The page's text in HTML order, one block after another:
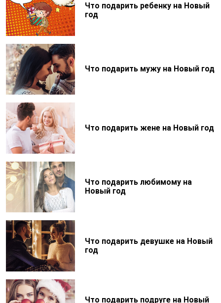
Что подарить ребенку на Новый
год
Что подарить мужу на Новый год
Что подарить жене на Новый год
Что подарить любимому на
Новый год
Что подарить девушке на Новый
год
Что подарить подруге на Новый